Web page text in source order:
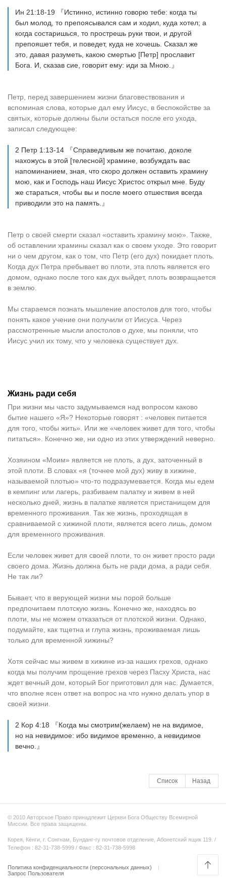
Ин 21:18-19 『Истинно, истинно говорю тебе: когда ты
был молод, то препоясывался сам и ходил, куда хотел; а
когда состаришься, то прострешь руки твои, и другой
препояшет тебя, и поведет, куда не хочешь. Сказал же
это, давая разуметь, какою смертью [Петр] прославит
Бога. И, сказав сие, говорит ему: иди за Мною.』
Петр, перед завершением жизни благовествования и
вспоминая слова, которые дал ему Иисус, в беспокойстве за
святых, которые должны были остаться после его ухода,
записал следующее:
2 Петр 1:13-14 『Справедливым же почитаю, доколе
нахожусь в этой [телесной] храмине, возбуждать вас
напоминанием, зная, что скоро должен оставить храмину
мою, как и Господь наш Иисус Христос открыл мне. Буду
же стараться, чтобы вы и после моего отшествия всегда
приводили это на память.』
Петр о своей смерти сказал «оставить храмину мою». Также,
об оставлении храмины сказал как о своем уходе. Это говорит
ни о чем другом, как о том, что Петр (его дух) покидает плоть.
Когда дух Петра пребывает во плоти, эта плоть является его
домом, однако после того как дух выйдет, плоть возвращается
в землю.
Мы стараемся познать мышление апостолов для того, чтобы
понять какое учение они получили от Иисуса. Через
рассмотренные мысли апостолов о духе, мы поняли, что
Иисус учил их тому, что у человека существует дух.
Жизнь ради себя
При жизни мы часто задумываемся над вопросом каково
бытие нашего «Я»? Некоторые говорят : «человек питается
для того, чтобы жить». Или же «человек живет для того, чтобы
питаться». Конечно же, ни одно из этих утверждений неверно.
Хозяином «Моим» является не плоть, а дух, заточенный в
этой плоти. В словах «я (точнее мой дух) живу в хижине,
называемой плотью» что-то подразумевается. Когда мы едем
в кемпинг или лагерь, разбиваем палатку и живем в ней
несколько дней, жизнь в палатке является пристанищем для
временного проживания. Так же жизнь, проходящая в
сравниваемой с хижиной плоти, является всего лишь, домом
для временного проживания.
Если человек живет для своей плоти, то он живет просто ради
своего дома. Жизнь должна быть не ради дома, а ради себя.
Не так ли?
Бывает, что в верующей жизни мы порой больше
предпочитаем плотскую жизнь. Конечно же, находясь во
плоти, мы не можем отказаться от плотской жизни. Однако,
подумайте, как тщетна и глупа жизнь, проживаемая лишь
только для временной хижины?
Хотя сейчас мы живем в хижине из-за наших грехов, однако
когда мы получим прощение грехов через Пасху Христа, нас
ждет вечный дом, который Бог приготовил для нас. Думается,
что вполне ясен ответ на вопрос на что нужно делать упор в
своей жизни.
2 Кор 4:18 『Когда мы смотрим(желаем) не на видимое,
но на невидимое: ибо видимое временно, а невидимое
вечно.』
Список Назад
© 2010 Авторское Право принадлежит Церкви Бога Обществу Всемирной
Миссии. Все права защищены.
Корея, Кёнги, г. Сонгнам, Бунданг-гу почтовое отделение, Абонетский ящик 119. /
Телефон : 82-31-738-5999 / Факс : 82-31-738-5998
Политика конфиденциальности (персональных данных)
Запрос Пользователя